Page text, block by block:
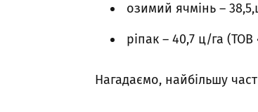
озимий ячмінь –
ріпак – 40,7 ц/га
Нагадаємо, найбільшу